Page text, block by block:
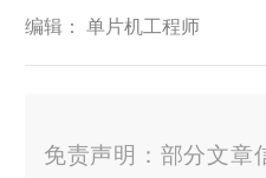
编辑： 单片机工程师
免责声明：部分文章